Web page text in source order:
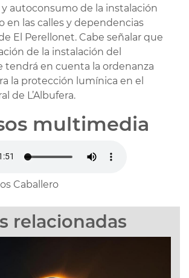
autoconsumo de la instalación
en las calles y dependencias
El Perellonet. Cabe señalar que
de la instalación del
tendrá en cuenta la ordenanza
la protección lumínica en el
de L’Albufera.
multimedia
Caballero
relacionadas